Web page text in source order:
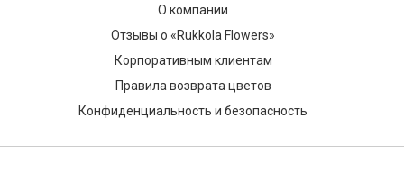
О компании
Отзывы о «Rukkola Flowers»
Корпоративным клиентам
Правила возврата цветов
Конфиденциальность и безопасность